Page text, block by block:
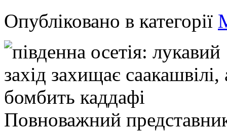
Опубліковано в категорії
Повноважний